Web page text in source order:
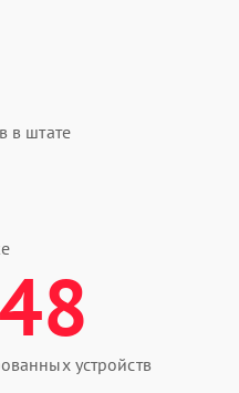
в штате
устройств